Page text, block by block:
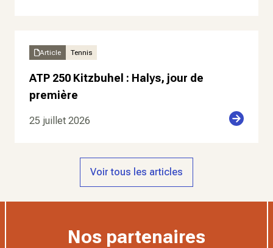
Article Tennis
ATP 250 Kitzbuhel : Halys, jour de
première
25 juillet 2026
Voir tous les articles
Nos partenaires